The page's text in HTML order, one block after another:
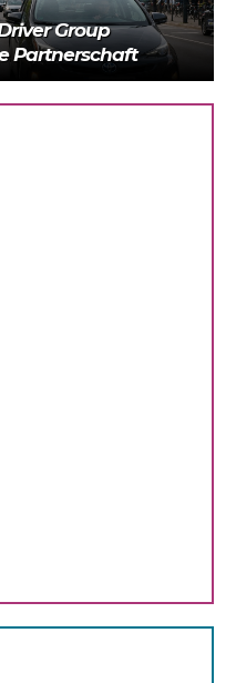
Group
Partnerschaft